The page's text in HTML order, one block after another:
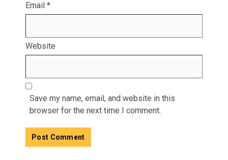
Email *
Website
Save my name, email, and website in this
browser for the next time I comment.